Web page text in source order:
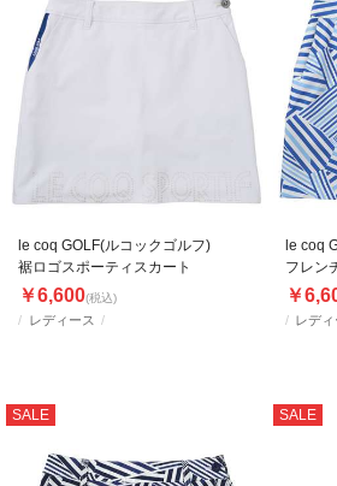
レディース
le coq GOLF(ルコックゴルフ)
裾ロゴスポーティスカート
￥6,600(税込)
レディ
le coq
フレン
￥
SALE SALE